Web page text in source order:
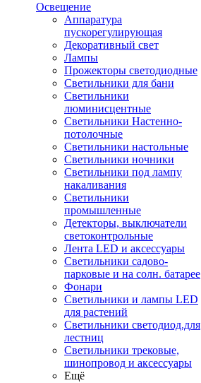
Освещение
Аппаратура
пускорегулирующая
Декоративный свет
Лампы
Прожекторы светодиодные
Светильники для бани
Светильники
люминисцентные
Светильники Настенно-
потолочные
Светильники настольные
Светильники ночники
Светильники под лампу
накаливания
Светильники
промышленные
Детекторы, выключатели
светоконтрольные
Лента LED и аксессуары
Светильники садово-
парковые и на солн. батарее
Фонари
Светильники и лампы LED
для растений
Светильники светодиод.для
лестниц
Светильники трековые,
шинопровод и аксессуары
Ещё